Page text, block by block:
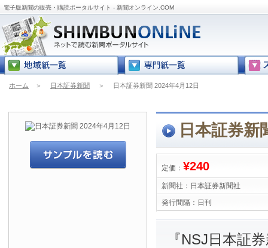
電子版新聞の販売・購読ポータルサイト - 新聞オンライン.COM
ホーム ＞ 日本証券新聞 ＞ 日本証券新聞 2024年4月12日
日本証券新
定価： ¥240
新聞社： 日本証券新聞社
発行間隔： 日刊
『NSJ日本証